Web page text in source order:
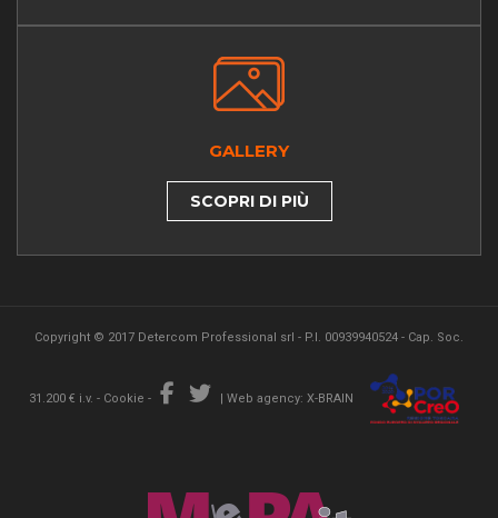
GALLERY
SCOPRI DI PIÙ
Copyright © 2017 Detercom Professional srl - P.I. 00939940524 - Cap. Soc.
31.200 € i.v. - Cookie - | Web agency: X-BRAIN